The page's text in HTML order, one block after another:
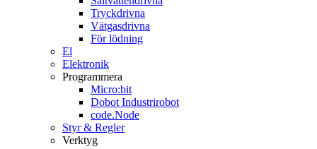
Tryckdrivna
Vätgasdrivna
För lödning
El
Elektronik
Programmera
Micro:bit
Dobot Industrirobot
code.Node
Styr & Regler
Verktyg